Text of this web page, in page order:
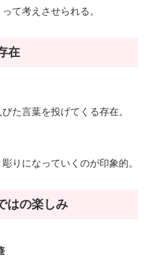
て考えさせられる。
在
た言葉を投げてくる存在。
りになっていくのが印象的。
はの楽しみ